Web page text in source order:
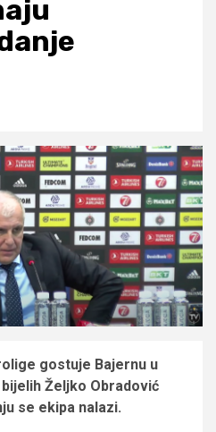
gostuje Bajernu u
Željko Obradović
se ekipa nalazi.